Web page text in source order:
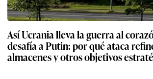
Así Ucrania lleva la guerra al
desafía a Putin: por qué ataca
almacenes y otros objetivos